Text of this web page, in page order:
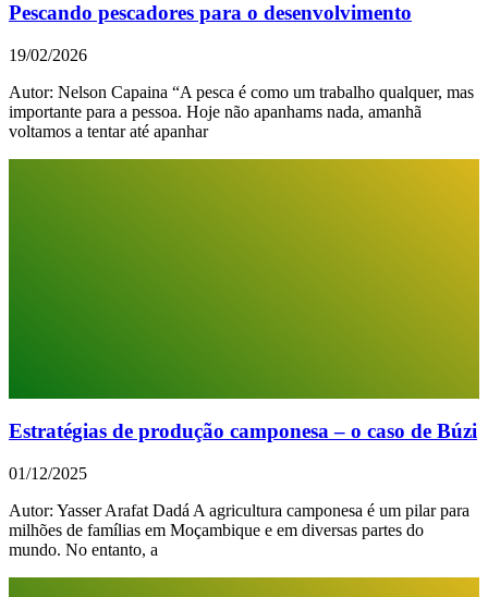
Pescando pescadores para o desenvolvimento
19/02/2026
Autor: Nelson Capaina “A pesca é como um trabalho qualquer, mas
importante para a pessoa. Hoje não apanhams nada, amanhã
voltamos a tentar até apanhar
Estratégias de produção camponesa – o caso de Búzi
01/12/2025
Autor: Yasser Arafat Dadá A agricultura camponesa é um pilar para
milhões de famílias em Moçambique e em diversas partes do
mundo. No entanto, a